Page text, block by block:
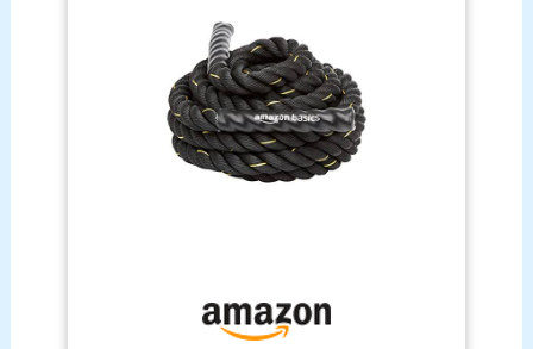
lattes, les machines à abdominaux, les
croisements de câbles ou tout autre système de
poulie pour maximiser votre capacité de remise
en forme, musculation fitness SUPER POUR
AUGMENTER LES MUSCLES DU TRICEPS : Conçu
pour développer les triceps, les biceps, le dos, les
épaules, les abdominaux et améliorer la force de
préhension avec machine musculation